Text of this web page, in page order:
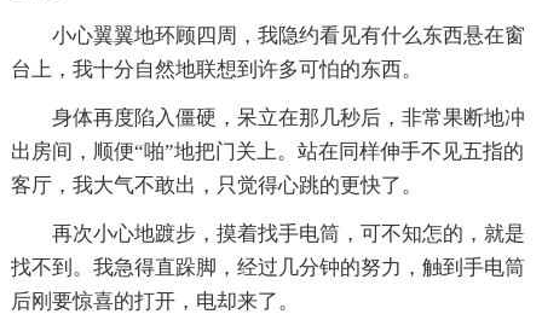
小心翼翼地环顾四周，我隐约看见有什么东西悬在窗
台上，我十分自然地联想到许多可怕的东西。
身体再度陷入僵硬，呆立在那几秒后，非常果断地冲
出房间，顺便“啪”地把门关上。站在同样伸手不见五指的
客厅，我大气不敢出，只觉得心跳的更快了。
再次小心地踱步，摸着找手电筒，可不知怎的，就是
找不到。我急得直跺脚，经过几分钟的努力，触到手电筒
后刚要惊喜的打开，电却来了。